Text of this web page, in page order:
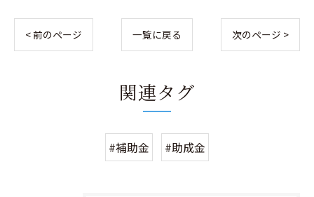
< 前のページ 一覧に戻る 次のページ >
関連タグ
#補助金 #助成金